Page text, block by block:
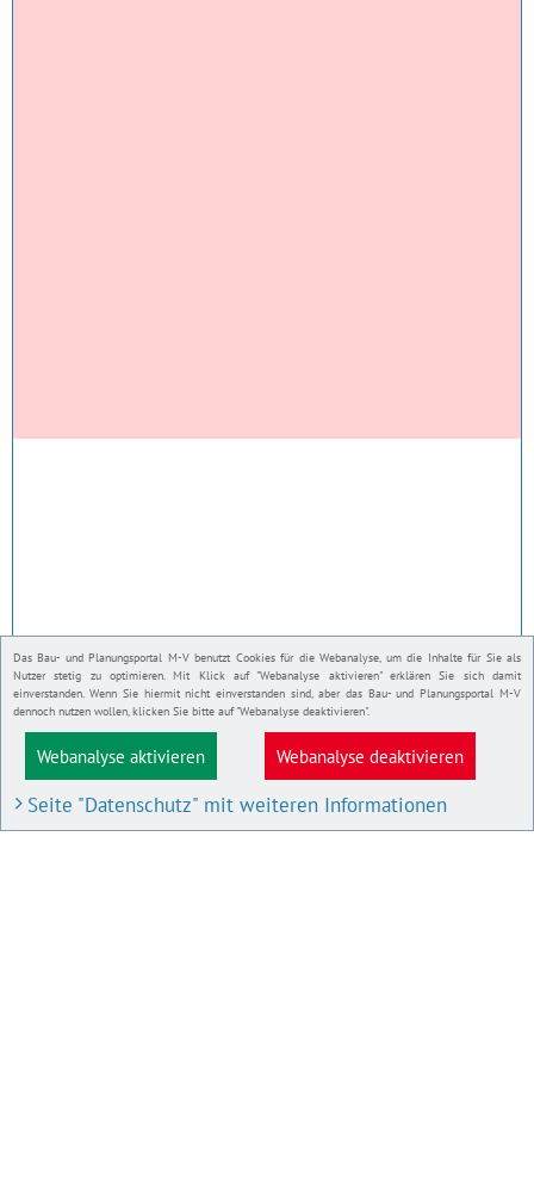
Das Bau- und Planungsportal M-V benutzt Cookies für die Webanalyse, um die Inhalte für Sie als
Nutzer stetig zu optimieren. Mit Klick auf "Webanalyse aktivieren" erklären Sie sich damit
einverstanden. Wenn Sie hiermit nicht einverstanden sind, aber das Bau- und Planungsportal M-V
dennoch nutzen wollen, klicken Sie bitte auf "Webanalyse deaktivieren".
Webanalyse aktivieren Webanalyse deaktivieren
Seite "Datenschutz" mit weiteren Informationen